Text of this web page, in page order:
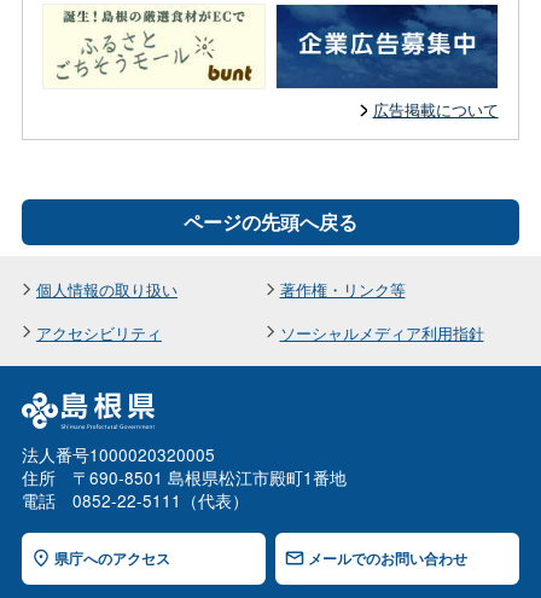
広告掲載について
ページの先頭へ戻る
個人情報の取り扱い
著作権・リンク等
アクセシビリティ
ソーシャルメディア利用指針
法人番号1000020320005
住所 〒690-8501 島根県松江市殿町1番地
電話 0852-22-5111（代表）
県庁へのアクセス メールでのお問い合わせ